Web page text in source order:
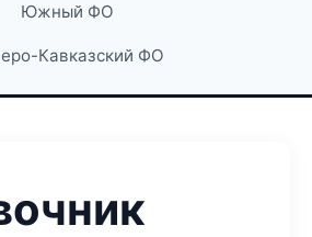
Южный ФО
Кавказский ФО